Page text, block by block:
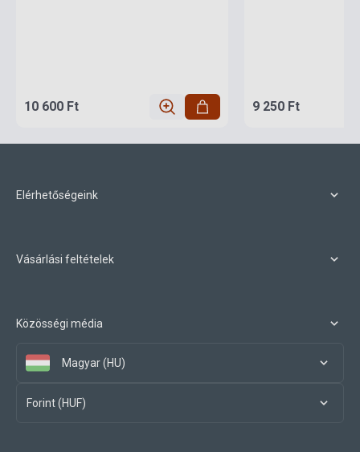
10 600 Ft 9 250 Ft
Elérhetőségeink
Vásárlási feltételek
Közösségi média
Magyar (HU)
Forint (HUF)